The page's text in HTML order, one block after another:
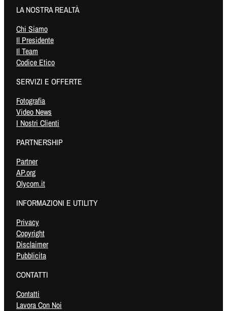
LA NOSTRA REALTÀ
Chi Siamo
Il Presidente
Il Team
Codice Etico
SERVIZI E OFFERTE
Fotografia
Video News
I Nostri Clienti
PARTNERSHIP
Partner
AP.org
Olycom.it
INFORMAZIONI E UTILITY
Privacy
Copyright
Disclaimer
Pubblicita
CONTATTI
Contatti
Lavora Con Noi